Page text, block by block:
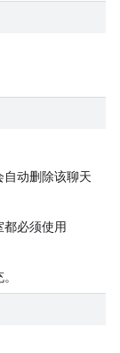
动删除该聊天
必须使用